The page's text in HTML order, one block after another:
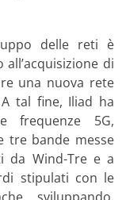
delle reti è
di
una nuova rete
tal fine, Iliad ha
frequenze 5G,
tre bande messe
da Wind-Tre e a
stipulati con le